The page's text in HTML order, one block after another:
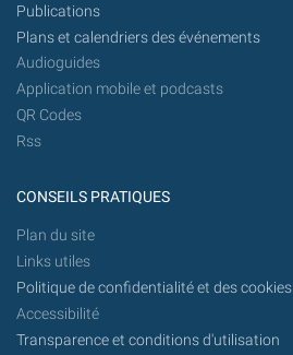
Publications
Plans et calendriers des événements
Audioguides
Application mobile et podcasts
QR Codes
Rss
CONSEILS PRATIQUES
Plan du site
Links utiles
Politique de confidentialité et des cookies
Accessibilité
Transparence et conditions d'utilisation